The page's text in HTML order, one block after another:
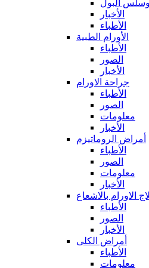
وسلس البول
الأخبار
الأطباء
الأورام الطبية
الأطباء
الصور
الأخبار
جراحة الاورام
الأطباء
الصور
معلومات
الأخبار
أمراض الروماتيزم
الأطباء
الصور
معلومات
الأخبار
الاورام بالاشعاع
الأطباء
الصور
الأخبار
أمراض الكلى
الأطباء
معلومات